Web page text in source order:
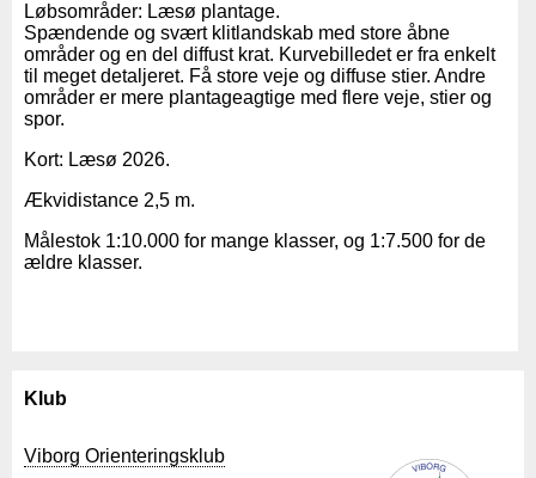
Løbsområder: Læsø plantage.
Spændende og svært klitlandskab med store åbne
områder og en del diffust krat. Kurvebilledet er fra enkelt
til meget detaljeret. Få store veje og diffuse stier. Andre
områder er mere plantageagtige med flere veje, stier og
spor.
Kort: Læsø 2026.
Ækvidistance 2,5 m.
Målestok 1:10.000 for mange klasser, og 1:7.500 for de
ældre klasser.
Klub
Viborg Orienteringsklub